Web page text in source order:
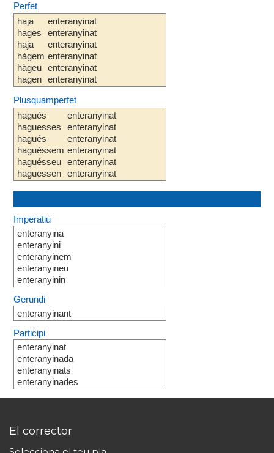
Perfet
haja
hages
haja
hàgem
hàgeu
hagen
enteranyinat
enteranyinat
enteranyinat
enteranyinat
enteranyinat
enteranyinat
Plusquamperfet
hagués
haguesses
hagués
haguéssem
haguésseu
haguessen
enteranyinat
enteranyinat
enteranyinat
enteranyinat
enteranyinat
enteranyinat
Imperatiu
enteranyina
enteranyini
enteranyinem
enteranyineu
enteranyinin
Gerundi
enteranyinant
Participi
enteranyinat
enteranyinada
enteranyinats
enteranyinades
El corrector